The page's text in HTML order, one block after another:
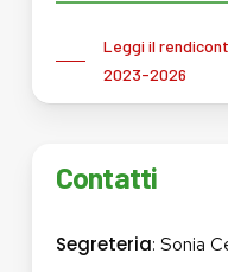
Leggi il
2023-2026
Contatti
Segreteria: Sonia